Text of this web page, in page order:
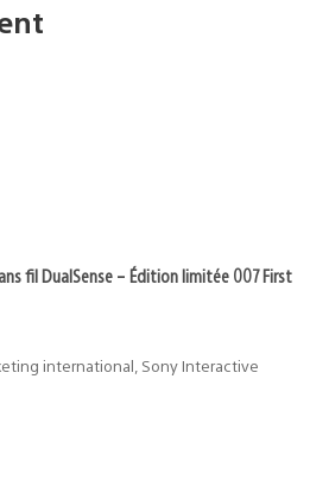
fil DualSense – Édition limitée 007 First
international, Sony Interactive